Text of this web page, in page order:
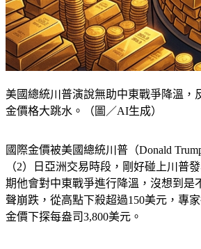
金價格大跳水。（圖／AI生成）
（2）日亞洲交易時段，剛好碰上川普
期他會對中東戰爭進行降溫，沒想到是
聲崩跌，從高點下殺超過150美元，專
金價下探每盎司3,800美元。